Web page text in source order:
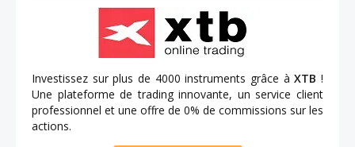
Investissez sur plus de 4000 instruments grâce àXTB !
Une plateforme de trading innovante, un service client
professionnel et une offre de 0% de commissions sur les
actions.